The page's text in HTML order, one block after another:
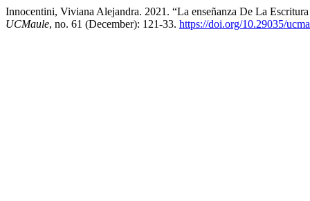
Innocentini, Viviana Alejandra. 2021. “La enseñanza De La
UCMaule, no. 61 (December): 121-33. https://doi.org/10.29035/